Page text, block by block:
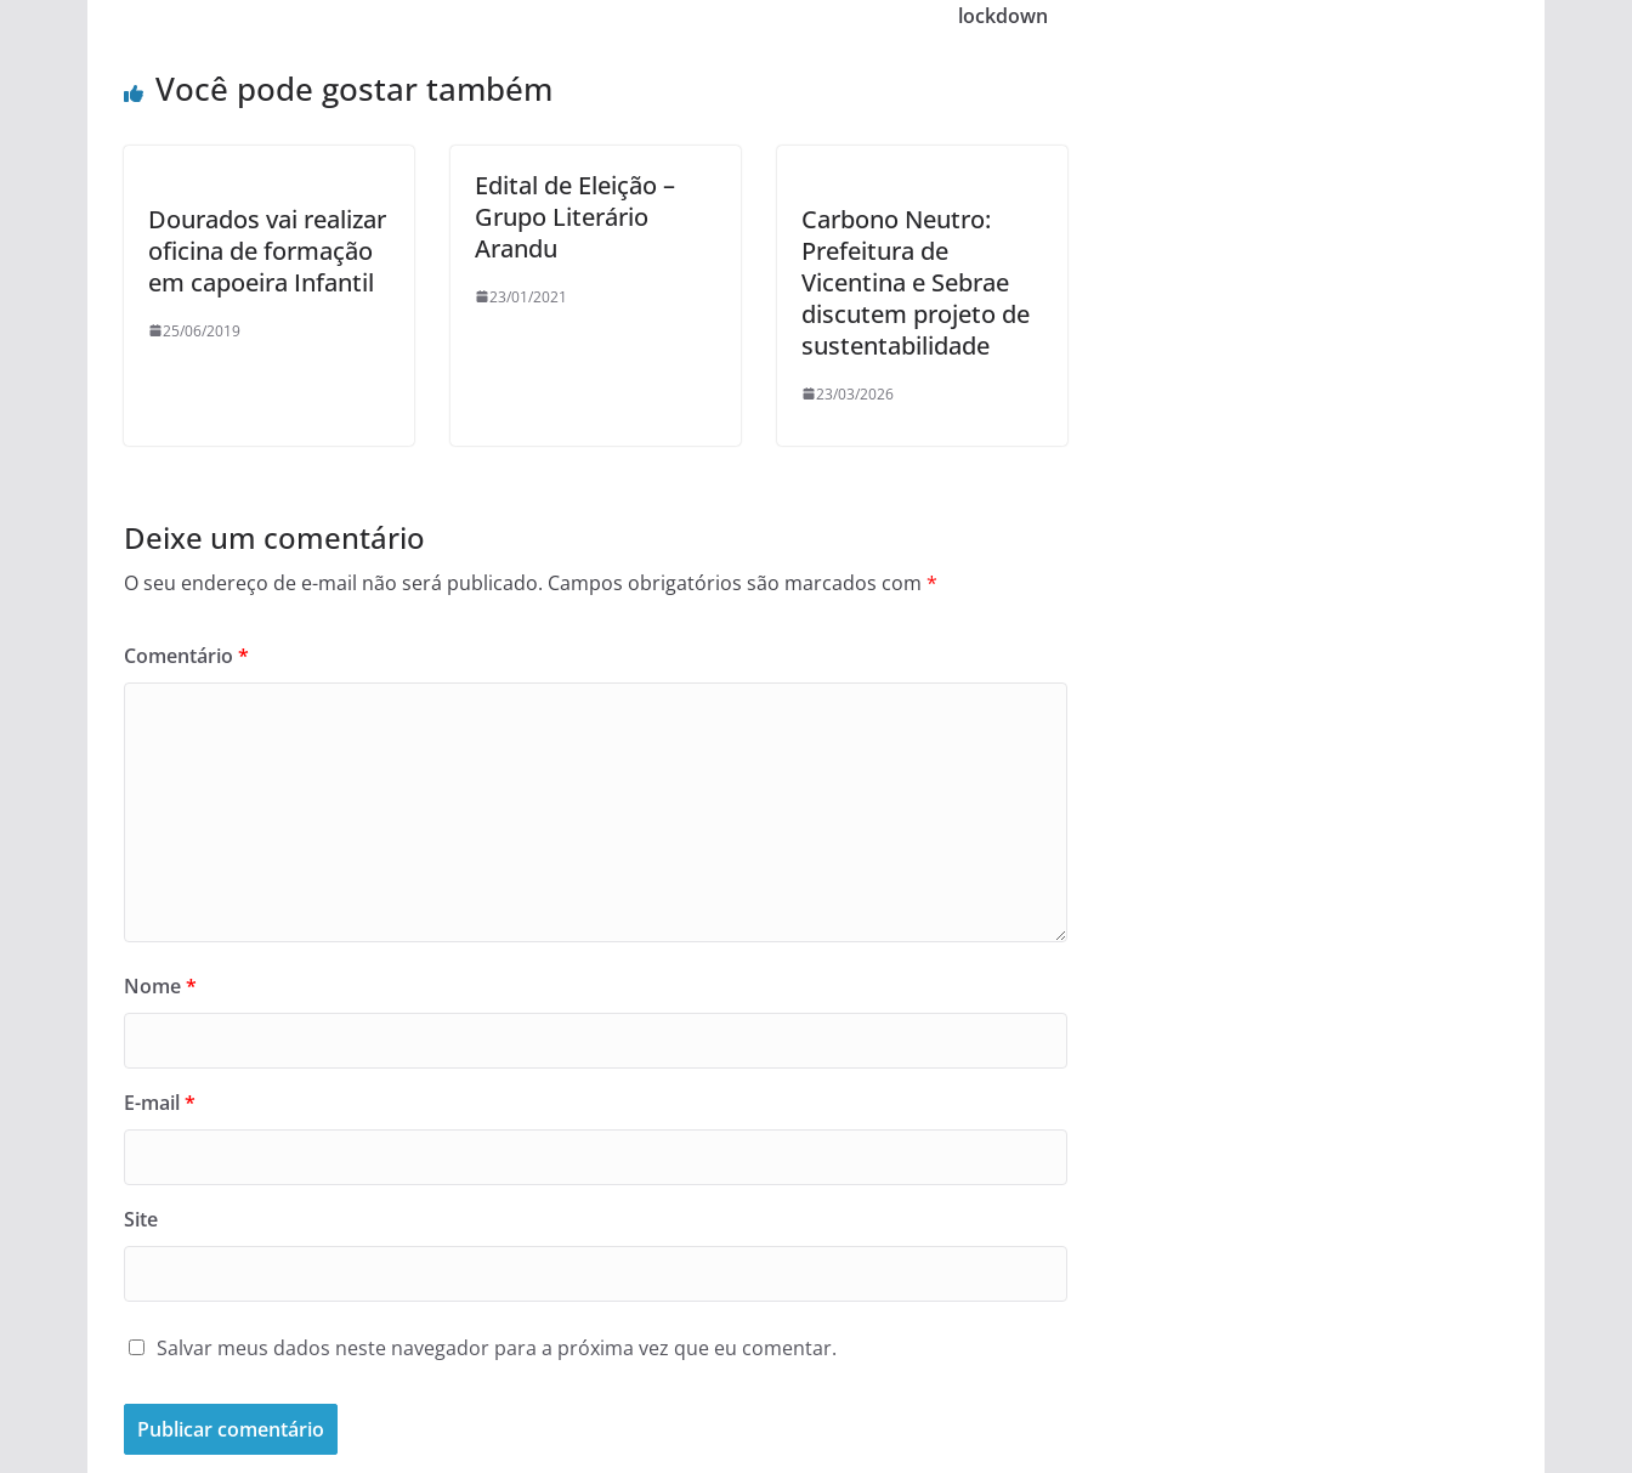
lockdown
Você pode gostar também
Dourados vai realizar
oficina de formação
em capoeira Infantil
25/06/2019
Edital de Eleição –
Grupo Literário
Arandu
23/01/2021
Carbono Neutro:
Prefeitura de
Vicentina e Sebrae
discutem projeto de
sustentabilidade
23/03/2026
Deixe um comentário
O seu endereço de e-mail não será publicado. Campos obrigatórios são marcados com *
Comentário *
Nome*
E-mail*
Site
Salvar meus dados neste navegador para a próxima vez que eu comentar.